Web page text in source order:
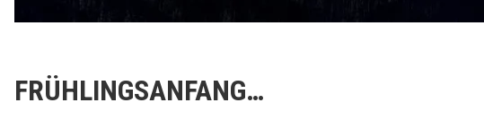
FRÜHLINGSANFANG…